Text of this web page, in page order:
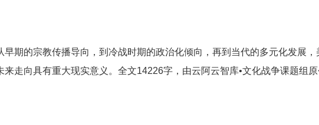
期的宗教传播导向，到冷战时期的政治化倾向，再到当代的多元化发展
走向具有重大现实意义。全文14226字，由云阿云智库•文化战争课题组原